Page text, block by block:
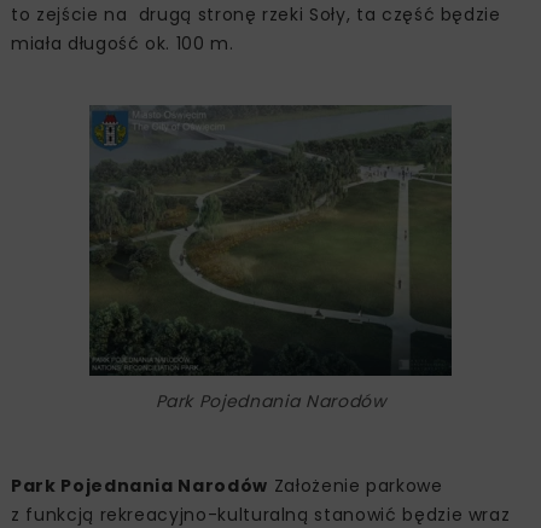
to zejście na drugą stronę rzeki Soły, ta część będzie
miała długość ok. 100 m.
Park Pojednania Narodów
Park Pojednania Narodów Założenie parkowe
z funkcją rekreacyjno-kulturalną stanowić będzie wraz